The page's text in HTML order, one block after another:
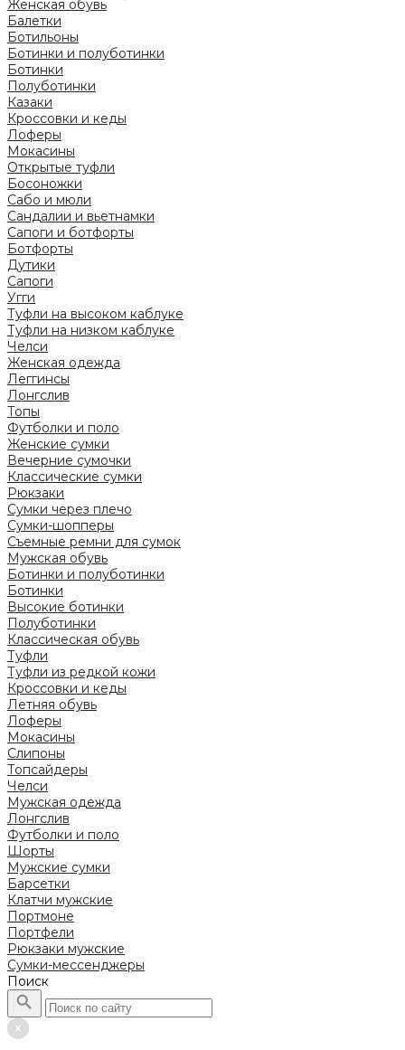
Женская обувь
Балетки
Ботильоны
Ботинки и полуботинки
Ботинки
Полуботинки
Казаки
Кроссовки и кеды
Лоферы
Мокасины
Открытые туфли
Босоножки
Сабо и мюли
Сандалии и вьетнамки
Сапоги и ботфорты
Ботфорты
Дутики
Сапоги
Угги
Туфли на высоком каблуке
Туфли на низком каблуке
Челси
Женская одежда
Леггинсы
Лонгслив
Топы
Футболки и поло
Женские сумки
Вечерние сумочки
Классические сумки
Рюкзаки
Сумки через плечо
Сумки-шопперы
Съемные ремни для сумок
Мужская обувь
Ботинки и полуботинки
Ботинки
Высокие ботинки
Полуботинки
Классическая обувь
Туфли
Туфли из редкой кожи
Кроссовки и кеды
Летняя обувь
Лоферы
Мокасины
Слипоны
Топсайдеры
Челси
Мужская одежда
Лонгслив
Футболки и поло
Шорты
Мужские сумки
Барсетки
Клатчи мужские
Портмоне
Портфели
Рюкзаки мужские
Сумки-мессенджеры
Поиск